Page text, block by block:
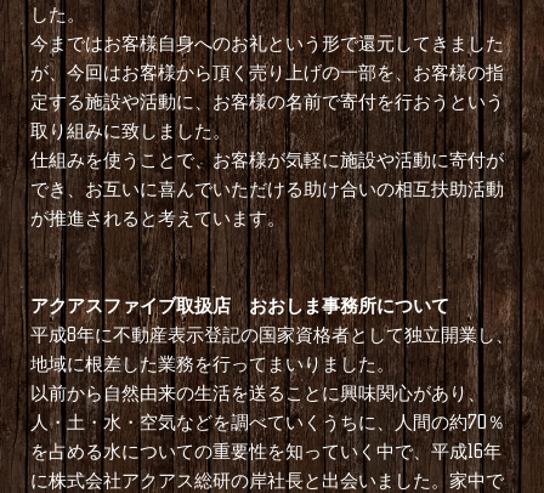
した。
今まではお客様自身へのお礼という形で還元してきました
が、今回はお客様から頂く売り上げの一部を、お客様の指
定する施設や活動に、お客様の名前で寄付を行おうという
取り組みに致しました。
仕組みを使うことで、お客様が気軽に施設や活動に寄付が
でき、お互いに喜んでいただける助け合いの相互扶助活動
が推進されると考えています。
アクアスファイブ取扱店 おおしま事務所について
平成8年に不動産表示登記の国家資格者として独立開業し、
地域に根差した業務を行ってまいりました。
以前から自然由来の生活を送ることに興味関心があり、
人・土・水・空気などを調べていくうちに、人間の約70％
を占める水についての重要性を知っていく中で、平成16年
に株式会社アクアス総研の岸社長と出会いました。家中で